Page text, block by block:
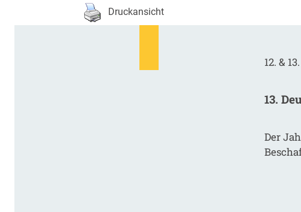
Druckansicht
12. &
13.
Der